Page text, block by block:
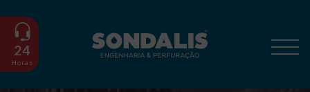
24
Horas